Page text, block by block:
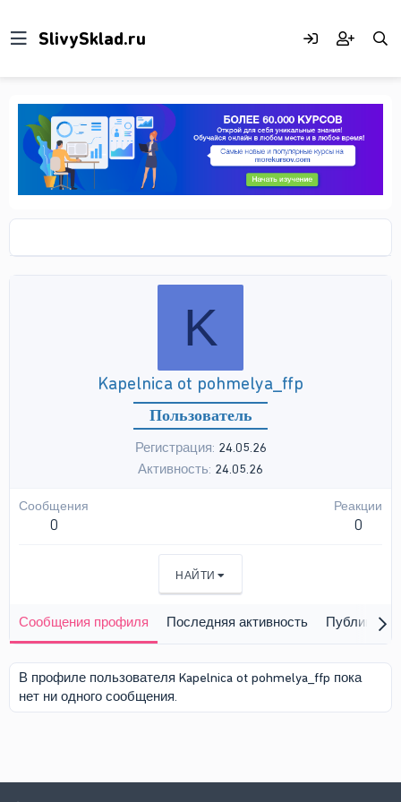
K
Kapelnica ot pohmelya_ffp
Пользователь
Регистрация 24.05.26
Активность 24.05.26
Сообщения
0
Реакции
0
НАЙТИ
Сообщения профиля Последняя активность Публикации
В профиле пользователя Kapelnica ot pohmelya_ffp пока
нет ни одного сообщения.